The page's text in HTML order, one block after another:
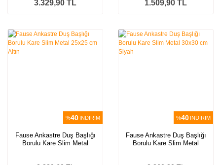
3.329,90 TL 1.509,90 TL
%40 İNDİRİM
Fause Ankastre Duş Başlığı
Borulu Kare Slim Metal
%40 İNDİRİM
Fause Ankastre Duş Başlığı
Borulu Kare Slim Metal